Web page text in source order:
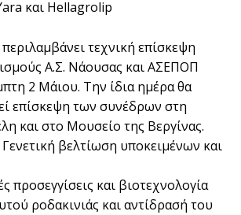
και Hellagrolip
τεχνική επίσκεψη
Α.Σ. Νάουσας και ΑΣΕΠΟΠ
2 Μάιου. Την ίδια ημέρα θα
επίσκεψη των συνέδρων στη
και στο Μουσείο της Βεργίνας.
Γενετική βελτίωση υποκειμένων και
προσεγγίσεις και βιοτεχνολογία
ροδακινιάς και αντίδρασή του